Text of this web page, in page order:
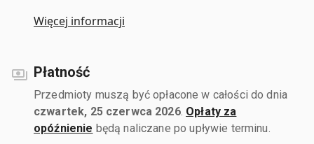
Więcej informacji
Płatność
Przedmioty muszą być opłacone w całości do dnia
czwartek, 25 czerwca 2026. Opłaty za
opóźnienie będą naliczane po upływie terminu.